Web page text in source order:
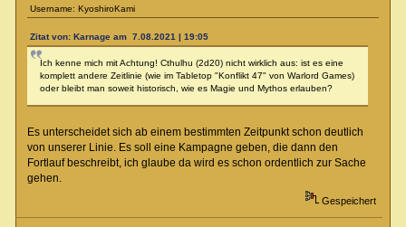
Username: KyoshiroKami
Zitat von: Karnage am 7.08.2021 | 19:05
Ich kenne mich mit Achtung! Cthulhu (2d20) nicht wirklich aus: ist es eine
komplett andere Zeitlinie (wie im Tabletop "Konflikt 47" von Warlord Games)
oder bleibt man soweit historisch, wie es Magie und Mythos erlauben?
Es unterscheidet sich ab einem bestimmten Zeitpunkt schon deutlich
von unserer Linie. Es soll eine Kampagne geben, die dann den
Fortlauf beschreibt, ich glaube da wird es schon ordentlich zur Sache
gehen.
Gespeichert